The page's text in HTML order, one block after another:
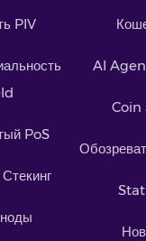
PIV
PoS
AI
Coin